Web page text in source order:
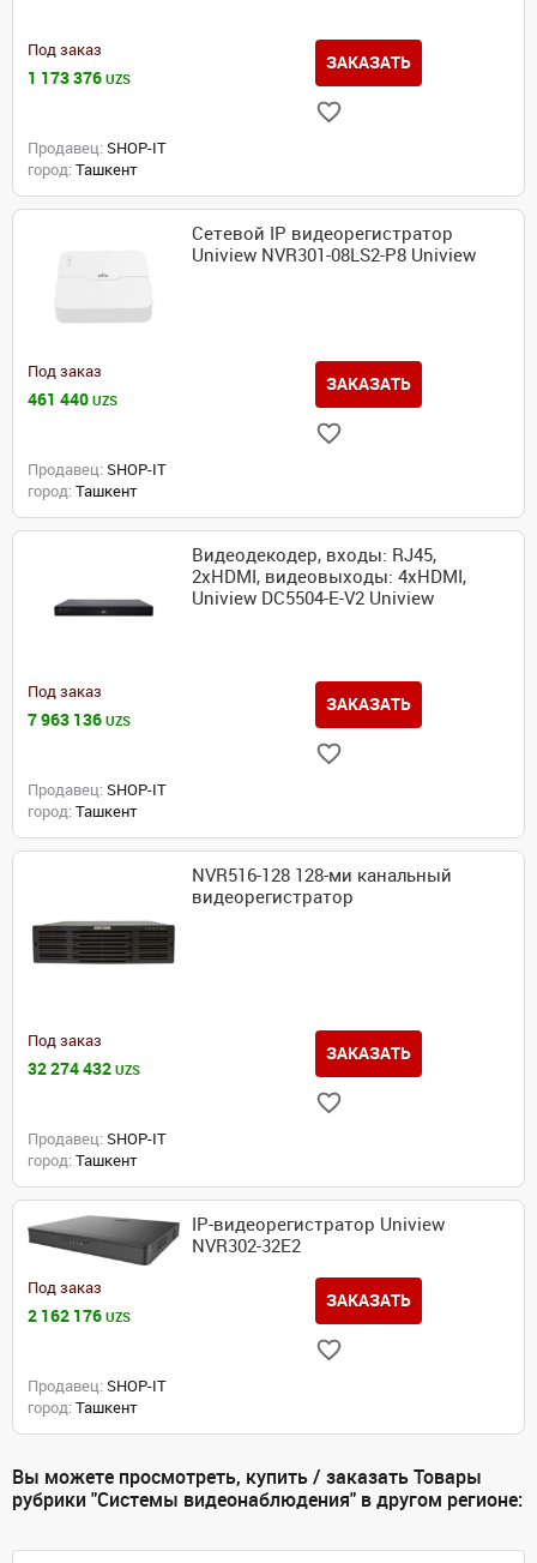
Под заказ
1 173 376 UZS
ЗАКАЗАТЬ
Продавец: SHOP-IT
город: Ташкент
Сетевой IP видеорегистратор
Uniview NVR301-08LS2-P8 Uniview
Под заказ
461 440 UZS
ЗАКАЗАТЬ
Продавец: SHOP-IT
город: Ташкент
Видеодекодер, входы: RJ45,
2xHDMI, видеовыходы: 4xHDMI,
Uniview DC5504-E-V2 Uniview
Под заказ
7 963 136 UZS
ЗАКАЗАТЬ
Продавец: SHOP-IT
город: Ташкент
NVR516-128 128-ми канальный
видеорегистратор
Под заказ
32 274 432 UZS
ЗАКАЗАТЬ
Продавец: SHOP-IT
город: Ташкент
IP-видеорегистратор Uniview
NVR302-32E2
Под заказ
2 162 176 UZS
ЗАКАЗАТЬ
Продавец: SHOP-IT
город: Ташкент
Вы можете просмотреть, купить / заказать Товары
рубрики "Системы видеонаблюдения" в другом регионе: